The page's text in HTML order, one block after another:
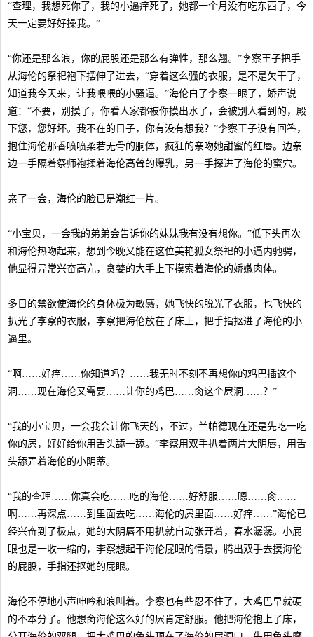
“查理，我想死你了，我的小逼痒死了，她都一个月没有吃东西了，今
天一定要好好操我。”
“你还是那么浪，你的屁股还是那么有弹性，那么翘。”李察王子把手
从海伦的祭祀袍下摆伸了进去，“穿着这么骚的衣服，是不是欠干了，
知道我今天来，让我喂喂的小骚逼。”海伦白了李察一眼了，娇声说
道：“不要，别摸了，你看人家都被你摸出水了，会被别人看到的，殿
下您，您好坏。我不在的日子，你有没有想我？”李察王子没有回答，
抱住海伦那香喷喷柔若无骨的胴体，疯狂的亲吻她甜蜜的红唇。边亲
边一手隔着祭师袍揉着海伦高耸的爆乳，另一手探进了海伦的蜜穴。
亲了一会，海伦的脸已是潮红一片。
“小宝贝，一会我的弟弟会告诉你的妹妹我有没有想你。”低下头再次
和海伦热吻起来，想到今晚又能在这位美艳狐女祭祀的小逼内驰骋，
他显得异常兴奋高亢，贪婪的大手上下摸索着海伦的娇嫩肉体。
多日的禁欲使海伦的身体极为敏感，她飞快的脱光了衣服，也飞快的
扒光了李察的衣服，李察把海伦放在了床上，把手指抠进了海伦的小
逼里。
“啊……好痒……你知道吗？……我无时不刻不再想你的鸡巴插这个
洞……现在海伦又需要……让你的鸡巴……肏这个屄洞……？”
“我的小宝贝，一会我会让你飞天的，不过，兰帕德现在还是先吃一吃
你的屄，好好给你用舌头舔一舔。”李察用双手扒着两片大阴唇，用舌
头舔弄着海伦的小阴蒂。
“我的查理……你真会吃……吃的海伦……好舒服……嗯……肏……
啊……再深点……到里面去吃……海伦的屄里面……好痒……”海伦已
经兴奋到了极点，她的大阴唇不用扒就自动张开着，春水潺潺。小屁
眼也是一收一缩的，李察想起干海伦屁眼的情景，腾出双手去摸海伦
的屁股，手指还抠她的屁眼。
海伦不停地小声呻吟和浪叫着。李察也有些忍不住了，大鸡巴早就硬
的不本分了。他想肏海伦这么好的屄肯定舒服。他把海伦抱上了床，